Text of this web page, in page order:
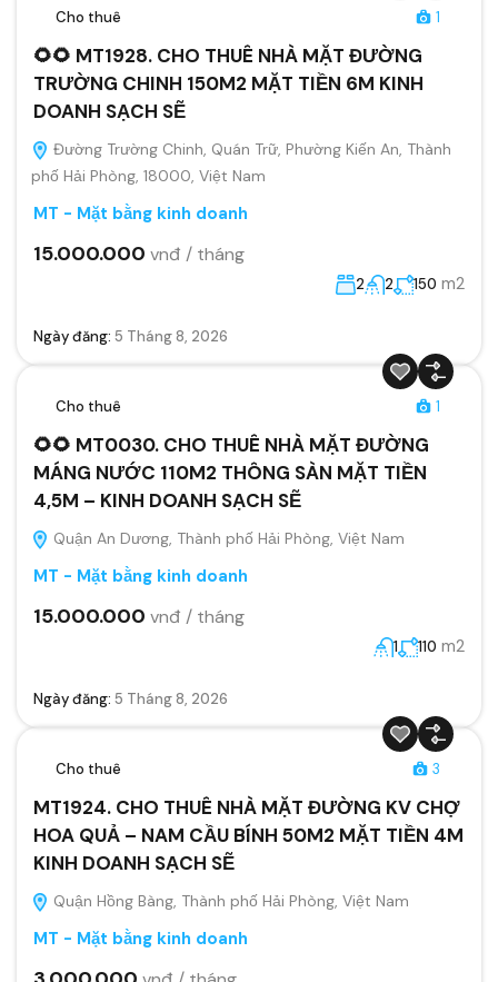
Cho thuê 1
🌻🌻 MT1928. CHO THUÊ NHÀ MẶT ĐƯỜNG
TRƯỜNG CHINH 150M2 MẶT TIỀN 6M KINH
DOANH SẠCH SẼ
Đường Trường Chinh, Quán Trữ, Phường Kiến An, Thành
phố Hải Phòng, 18000, Việt Nam
MT - Mặt bằng kinh doanh
15.000.000 vnđ / tháng
2 2 150 m2
Ngày đăng: 5 Tháng 8, 2026
Cho thuê 1
🌻🌻 MT0030. CHO THUÊ NHÀ MẶT ĐƯỜNG
MÁNG NƯỚC 110M2 THÔNG SÀN MẶT TIỀN
4,5M – KINH DOANH SẠCH SẼ
Quận An Dương, Thành phố Hải Phòng, Việt Nam
MT - Mặt bằng kinh doanh
15.000.000 vnđ / tháng
1 110 m2
Ngày đăng: 5 Tháng 8, 2026
Cho thuê 3
MT1924. CHO THUÊ NHÀ MẶT ĐƯỜNG KV CHỢ
HOA QUẢ – NAM CẦU BÍNH 50M2 MẶT TIỀN 4M
KINH DOANH SẠCH SẼ
Quận Hồng Bàng, Thành phố Hải Phòng, Việt Nam
MT - Mặt bằng kinh doanh